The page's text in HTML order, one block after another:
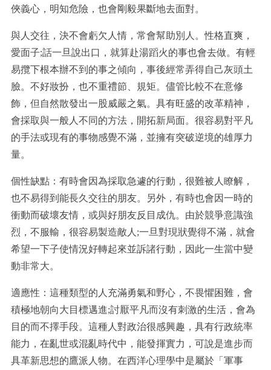
俠義心，明知危險，也會剛毅果斷地去面對。
與人交往，決不會虧欠人情，常會幫助別人。性格直爽，
愛面子;話一旦說出口，就算赴湯蹈火的事也會去做。有輕
易攬下根本辦不到的事之傾向，事後經常弄得自己灰頭土
臉。不好妝扮，也不重禮節、規矩。儘管比較不在意修
飾，但自然散發出一股威嚴之氣。具有旺盛的改革精神，
會採取與一般人不同的方法，開拓新局面。很容易對平凡
的手法或現有的事物感覺不滿，並擁有突破逆境的雄厚力
量。
個性缺點：有時會因為採取急遽的行動，很難被人瞭解，
也不易得到能長久交往的朋友。另外，有時也會因一時的
衝動而破壞友情，或與好朋友反目成仇。由於競爭意識強
烈，不服輸，很容易製造敵人;一旦對現狀覺得不滿，就會
希望一下子使情況好轉起來並訴諸行動，因此一生當中變
動非常大。
適應性：這種類型的人充滿勇氣和野心，不畏懼困難，會
積極地朝向大目標邁進;討厭平凡而沒有刺激的生活，會為
目的而不擇手段。這種人對政治很感興趣，具有行政統率
能力，在亂世或混亂時代中，能發揮實力，可說是進步而
具革新思想的鷹派人物。在西洋心理學中是屬於「軍事